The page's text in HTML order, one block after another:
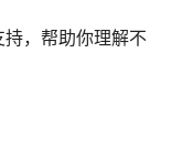
，帮助你理解不